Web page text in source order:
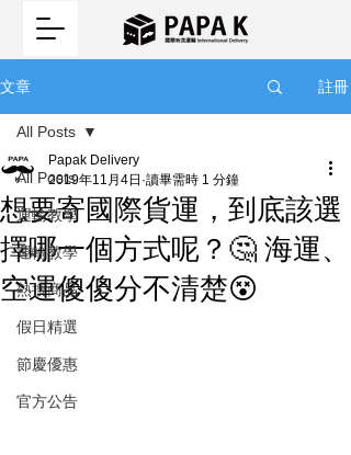
文章 註冊
All Posts
運輸教學
運輸教學
熱搜商品
假日精選
節慶優惠
官方公告
All Posts
想要寄國際貨運，到底該選
擇哪一個方式呢？🤔 海運、
空運傻傻分不清楚😵
Papak Delivery
2019年11月4日 讀畢需時 1 分鐘